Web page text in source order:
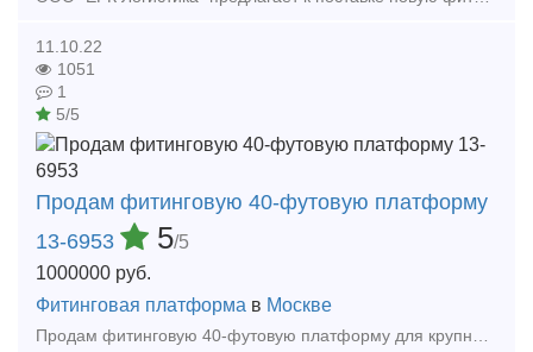
11.10.22
1051
1
5/5
Продам фитинговую 40-футовую платформу
13-6953
5/5
1000000 руб.
Фитинговая платформа в Москве